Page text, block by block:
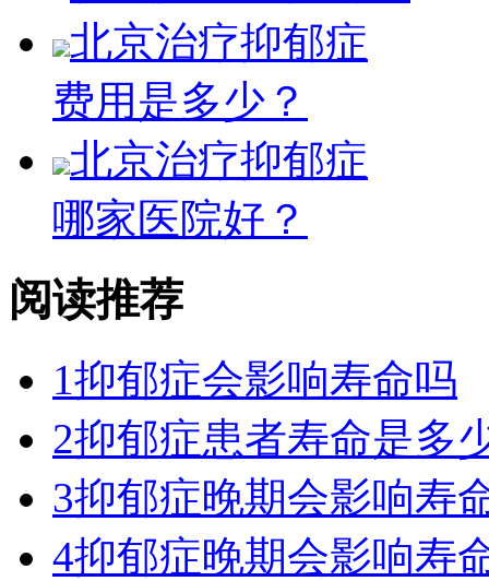
北京治疗抑郁症
费用是多少？
北京治疗抑郁症
哪家医院好？
阅读推荐
1抑郁症会影响寿命吗
2抑郁症患者寿命是多
3抑郁症晚期会影响寿
4抑郁症晚期会影响寿